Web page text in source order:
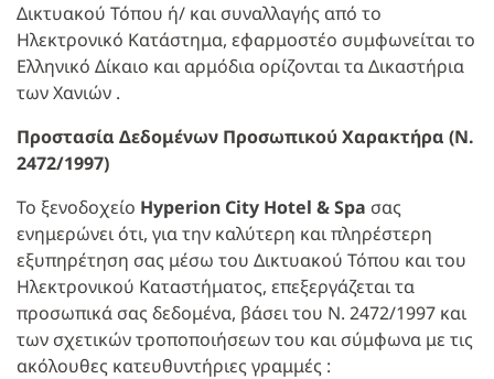
Δικτυακού Τόπου ή/ και συναλλαγής από το
Ηλεκτρονικό Κατάστημα, εφαρμοστέο συμφωνείται το
Ελληνικό Δίκαιο και αρμόδια ορίζονται τα Δικαστήρια
των Χανιών .
Προστασία Δεδομένων Προσωπικού Χαρακτήρα (N.
2472/1997)
Το ξενοδοχείο Hyperion City Hotel & Spa σας
ενημερώνει ότι, για την καλύτερη και πληρέστερη
εξυπηρέτηση σας μέσω του Δικτυακού Τόπου και του
Ηλεκτρονικού Καταστήματος, επεξεργάζεται τα
προσωπικά σας δεδομένα, βάσει του Ν. 2472/1997 και
των σχετικών τροποποιήσεων του και σύμφωνα με τις
ακόλουθες κατευθυντήριες γραμμές :